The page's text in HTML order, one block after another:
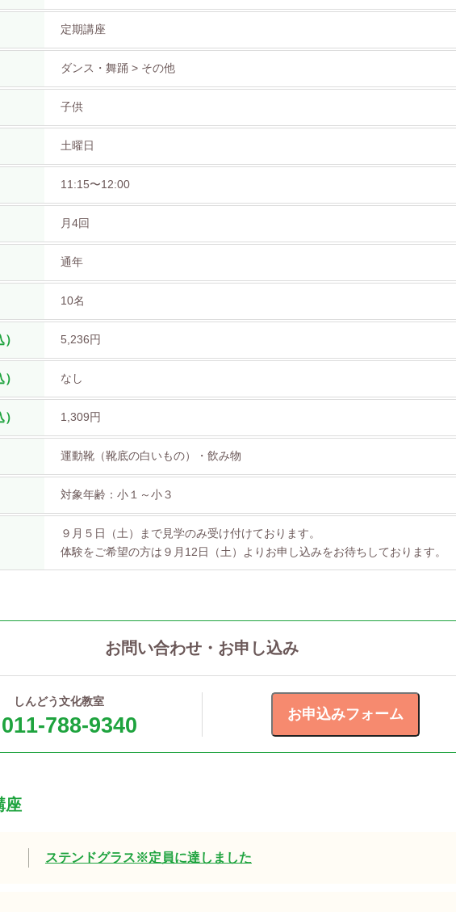
定期講座
ダンス・舞踊 > その他
子供
土曜日
11:15〜12:00
月4回
通年
10名
5,236円
なし
1,309円
運動靴（靴底の白いもの）・飲み物
対象年齢：小１～小３
９月５日（土）まで見学のみ受け付けております。
体験をご希望の方は９月12日（土）よりお申し込みをお待ちしております。
お問い合わせ・お申し込み
しんどう文化教室
011-788-9340
座
ステンドグラス※定員に達しました